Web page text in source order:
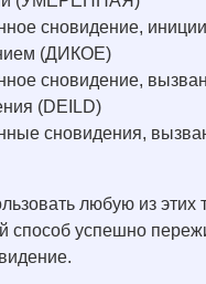
сновидение,
(ДИКОЕ)​
сновидение,
(DEILD)
сновидения,
любую из этих
способ успешно